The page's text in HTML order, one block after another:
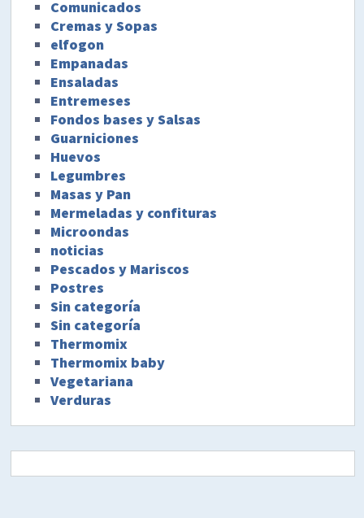
Comunicados
Cremas y Sopas
elfogon
Empanadas
Ensaladas
Entremeses
Fondos bases y Salsas
Guarniciones
Huevos
Legumbres
Masas y Pan
Mermeladas y confituras
Microondas
noticias
Pescados y Mariscos
Postres
Sin categoría
Sin categoría
Thermomix
Thermomix baby
Vegetariana
Verduras